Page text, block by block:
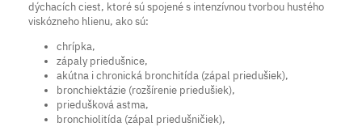
dýchacích ciest, ktoré sú spojené s intenzívnou tvorbou hustého
viskózneho hlienu, ako sú:
chrípka,
zápaly priedušnice,
akútna i chronická bronchitída (zápal priedušiek),
bronchiektázie (rozšírenie priedušiek),
priedušková astma,
bronchiolitída (zápal priedušničiek),